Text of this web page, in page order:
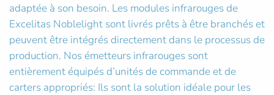
adaptée à son besoin. Les modules infrarouges de
Excelitas Noblelight sont livrés prêts à être branchés et
peuvent être intégrés directement dans le processus de
production. Nos émetteurs infrarouges sont
entièrement équipés d’unités de commande et de
carters appropriés: Ils sont la solution idéale pour les